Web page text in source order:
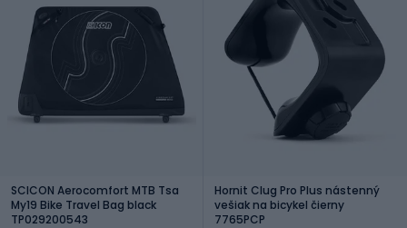
SCICON Aerocomfort MTB Tsa
My19 Bike Travel Bag black
TP029200543
Hornit Clug Pro Plus nástenný
vešiak na bicykel čierny
7765PCP